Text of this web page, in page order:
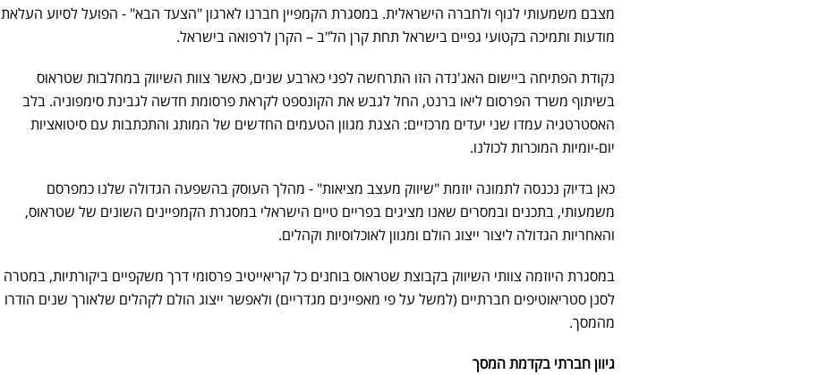
מצבם משמעותי לנוף ולחברה הישראלית. במסגרת הקמפיין חברנו לארגון "הצעד הבא" - הפועל לסיוע העלאת
מודעות ותמיכה בקטועי גפיים בישראל תחת קרן הל"ב – הקרן לרפואה בישראל.
נקודת הפתיחה ביישום האג'נדה הזו התרחשה לפני כארבע שנים, כאשר צוות השיווק במחלבות שטראוס
בשיתוף משרד הפרסום ליאו ברנט, החל לגבש את הקונספט לקראת פרסומת חדשה לגבינת סימפוניה. בלב
האסטרטגיה עמדו שני יעדים מרכזיים: הצגת מגוון הטעמים החדשים של המותג והתכתבות עם סיטואציות
יום-יומיות המוכרות לכולנו.
כאן בדיוק נכנסה לתמונה יוזמת "שיווק מעצב מציאות" - מהלך העוסק בהשפעה הגדולה שלנו כמפרסם
משמעותי, בתכנים ובמסרים שאנו מציגים בפריים טיים הישראלי במסגרת הקמפיינים השונים של שטראוס,
והאחריות הגדולה ליצור ייצוג הולם ומגוון לאוכלוסיות וקהלים.
במסגרת היוזמה צוותי השיווק בקבוצת שטראוס בוחנים כל קריאייטיב פרסומי דרך משקפיים ביקורתיות, במטרה
לסנן סטריאוטיפים חברתיים (למשל על פי מאפיינים מגדריים) ולאפשר ייצוג הולם לקהלים שלאורך שנים הודרו
מהמסך.
גיוון חברתי בקדמת המסך